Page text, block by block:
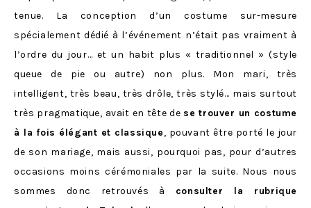
tenue. La conception d’un costume sur-mesure
spécialement dédié à l’événement n’était pas vraiment à
l’ordre du jour… et un habit plus « traditionnel » (style
queue de pie ou autre) non plus. Mon mari, très
intelligent, très beau, très drôle, très stylé… mais surtout
très pragmatique, avait en tête de se trouver un costume
à la fois élégant et classique, pouvant être porté le jour
de son mariage, mais aussi, pourquoi pas, pour d’autres
occasions moins cérémoniales par la suite. Nous nous
sommes donc retrouvés à consulter la rubrique